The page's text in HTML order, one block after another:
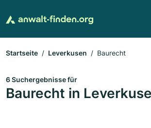
Startseite Leverkusen Baurecht
6 Suchergebnisse für
Baurecht in